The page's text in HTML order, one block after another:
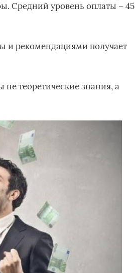
Средний уровень оплаты – 45
и рекомендациями получает
не теоретические знания, а